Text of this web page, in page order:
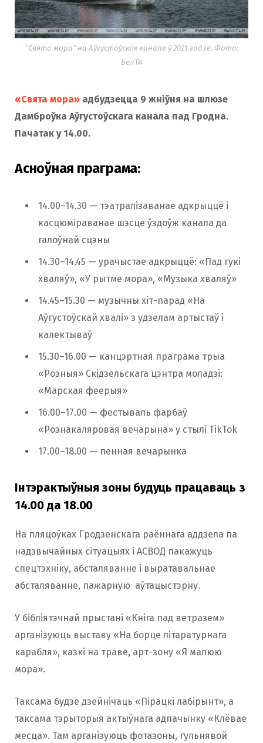
"Свята мора" на Аўгустоўскім канале ў 2021 годзе. Фота:
БелТА
«Свята мора» адбудзецца 9 жніўня на шлюзе
Дамброўка Аўгустоўскага канала пад Гродна.
Пачатак у 14.00.
Асноўная праграма:
14.00–14.30 — тэатралізаванае адкрыццё і
касцюміраванае шэсце ўздоўж канала да
галоўнай сцэны
14.30–14.45 — урачыстае адкрыццё: «Пад гукі
хваляў», «У рытме мора», «Музыка хваляў»
14.45–15.30 — музычны хіт-парад «На
Аўгустоўскай хвалі» з удзелам артыстаў і
калектываў
15.30–16.00 — канцэртная праграма трыа
«Розныя» Скідзельскага цэнтра моладзі:
«Марская феерыя»
16.00–17.00 — фестываль фарбаў
«Рознакаляровая вечарына» у стылі TikTok
17.00–18.00 — пенная вечарынка
Інтэрактыўныя зоны будуць працаваць з
14.00 да 18.00
На пляцоўках Гродзенскага раённага аддзела па
надзвычайных сітуацыях і АСВОД пакажуць
спецтэхніку, абсталяванне і выратавальнае
абсталяванне, пажарную аўтацыстэрну.
У бібліятэчнай прыстані «Кніга пад ветразем»
арганізуюць выставу «На борце літаратурнага
карабля», казкі на траве, арт-зону «Я малюю
мора».
Таксама будзе дзейнічаць «Пірацкі лабірынт», а
таксама тэрыторыя актыўнага адпачынку «Клёвае
месца». Там арганізуюць фотазоны, гульнявой